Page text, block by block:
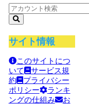
サイト情報
このサイトにつ
いて
サービス規
約
プライバシー
ポリシー
ランキ
ングの仕組み
お